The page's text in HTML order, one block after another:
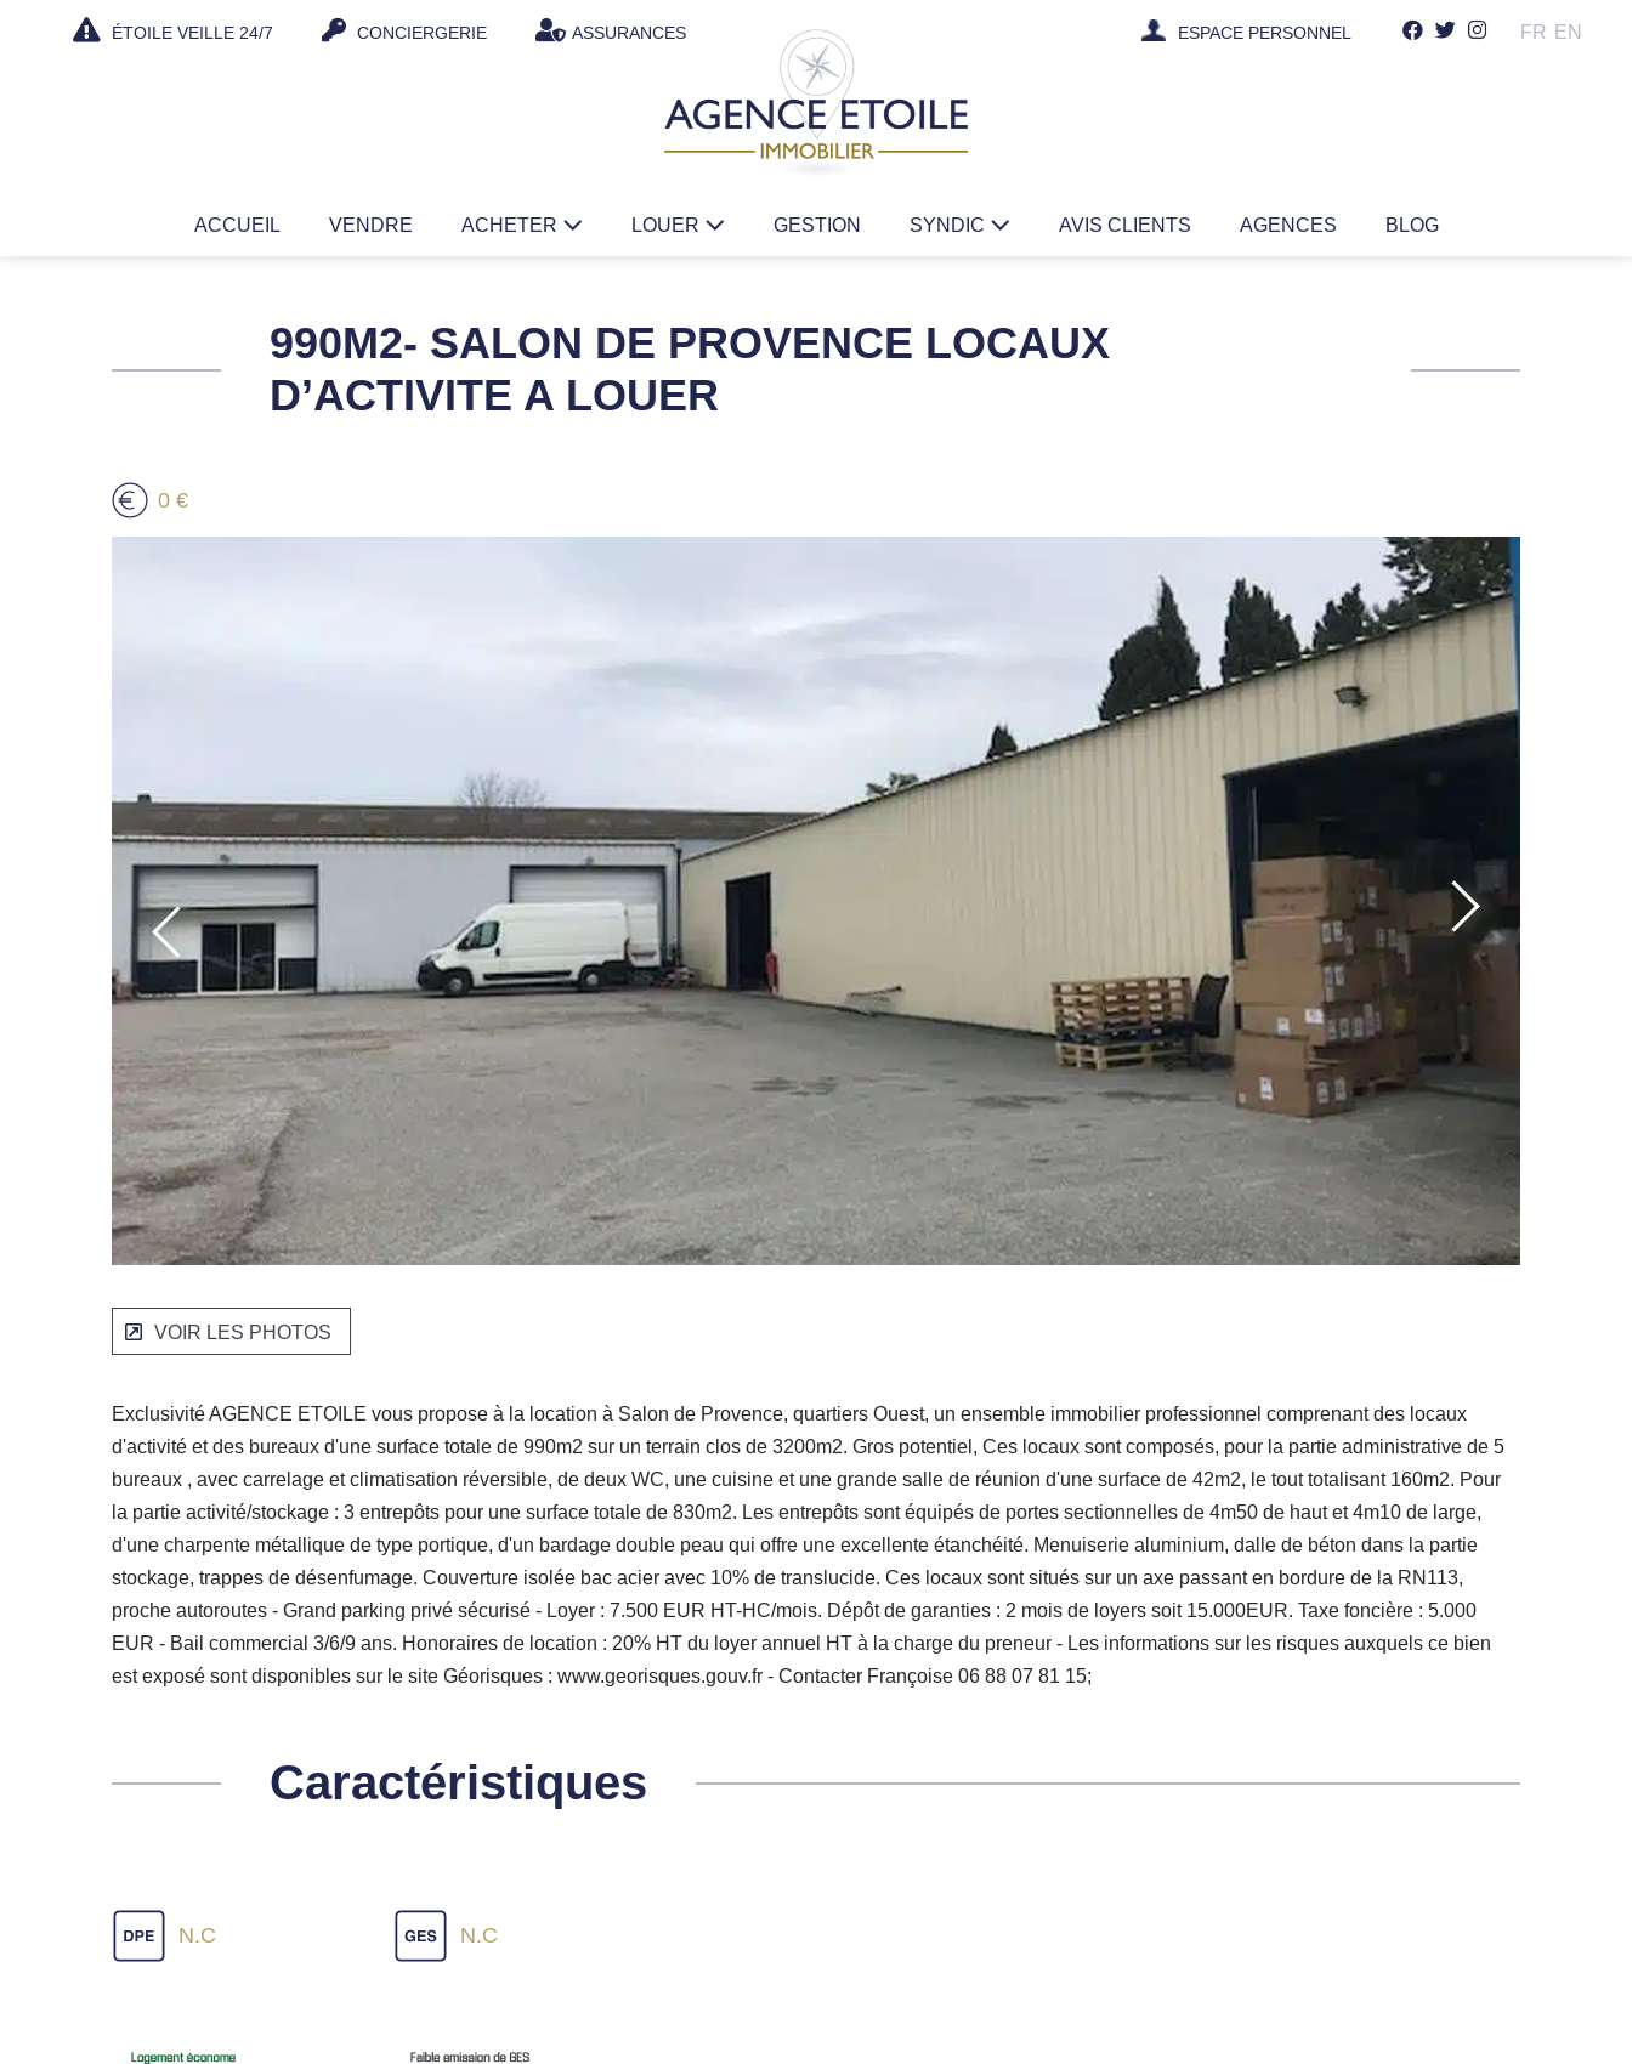
ÉTOILE VEILLE 24/7 CONCIERGERIE ASSURANCES ESPACE PERSONNEL FR EN
ACCUEIL VENDRE ACHETER LOUER GESTION SYNDIC AVIS CLIENTS AGENCES BLOG
990M2- SALON DE PROVENCE LOCAUX
D’ACTIVITE A LOUER
0 €
VOIR LES PHOTOS
Exclusivité AGENCE ETOILE vous propose à la location à Salon de Provence, quartiers Ouest, un ensemble immobilier professionnel comprenant des locaux
d'activité et des bureaux d'une surface totale de 990m2 sur un terrain clos de 3200m2. Gros potentiel, Ces locaux sont composés, pour la partie administrative de 5
bureaux , avec carrelage et climatisation réversible, de deux WC, une cuisine et une grande salle de réunion d'une surface de 42m2, le tout totalisant 160m2. Pour
la partie activité/stockage : 3 entrepôts pour une surface totale de 830m2. Les entrepôts sont équipés de portes sectionnelles de 4m50 de haut et 4m10 de large,
d'une charpente métallique de type portique, d'un bardage double peau qui offre une excellente étanchéité. Menuiserie aluminium, dalle de béton dans la partie
stockage, trappes de désenfumage. Couverture isolée bac acier avec 10% de translucide. Ces locaux sont situés sur un axe passant en bordure de la RN113,
proche autoroutes - Grand parking privé sécurisé - Loyer : 7.500 EUR HT-HC/mois. Dépôt de garanties : 2 mois de loyers soit 15.000EUR. Taxe foncière : 5.000
EUR - Bail commercial 3/6/9 ans. Honoraires de location : 20% HT du loyer annuel HT à la charge du preneur - Les informations sur les risques auxquels ce bien
est exposé sont disponibles sur le site Géorisques : www.georisques.gouv.fr - Contacter Françoise 06 88 07 81 15;
Caractéristiques
N.C N.C